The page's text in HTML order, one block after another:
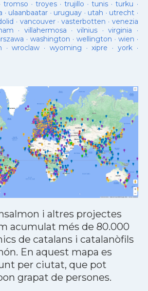
tromso · troyes·trujillo ·tunis ·turku ·
· ulaanbaatar · uruguay · utah · utrecht ·
· vancouver· vasterbotten · venezia
· villahermosa ·vilnius ·virginia ·
·washington · wellington · wien ·
·wroclaw · wyoming ·xipre · york·
i altres projectes
acumulat més de 80.000
de catalans i catalanòfils
En aquest mapa es
per ciutat, que pot
grapat de persones.